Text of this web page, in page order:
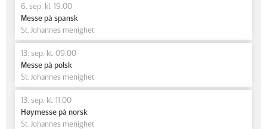
6. sep. kl. 19.00
Messe på spansk
St. Johannes menighet
13. sep. kl. 09.00
Messe på polsk
St. Johannes menighet
13. sep. kl. 11.00
Høymesse på norsk
St. Johannes menighet